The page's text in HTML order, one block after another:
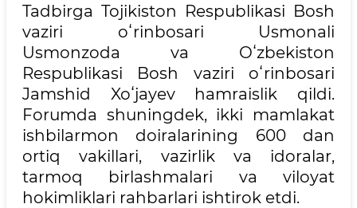
Tadbirga Tojikiston Respublikasi Bosh
vaziri oʻrinbosari Usmonali
Usmonzoda va Oʻzbekiston
Respublikasi Bosh vaziri oʻrinbosari
Jamshid Xoʻjayev hamraislik qildi.
Forumda shuningdek, ikki mamlakat
ishbilarmon doiralarining 600 dan
ortiq vakillari, vazirlik va idoralar,
tarmoq birlashmalari va viloyat
hokimliklari rahbarlari ishtirok etdi.